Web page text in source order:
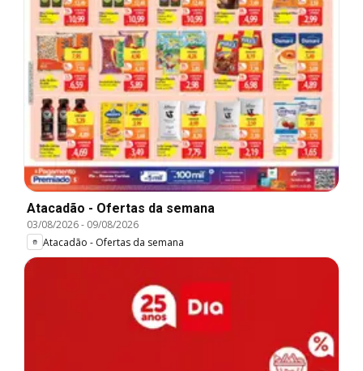
Atacadão - Ofertas da semana
03/08/2026- 09/08/2026
Atacadão - Ofertas da semana